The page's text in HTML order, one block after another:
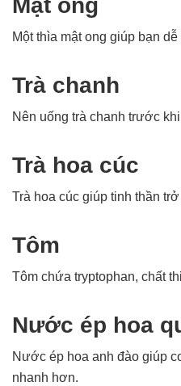
Mật ong
Một thìa mật ong giúp bạn
Trà chanh
Nên uống trà chanh trước
Trà hoa cúc
Trà hoa cúc giúp tinh thần
Tôm
Tôm chứa tryptophan, chất
Nước ép hoa
Nước ép hoa anh đào giúp
nhanh hơn.